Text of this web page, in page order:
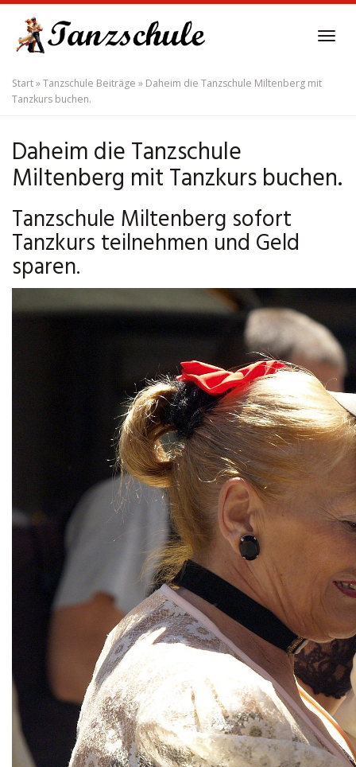
main
content
Start»Tanzschule Beiträge » Daheim die Tanzschule Miltenberg mit
Tanzkurs buchen.
Daheim die Tanzschule
Miltenberg mit Tanzkurs buchen.
Tanzschule Miltenberg sofort
Tanzkurs teilnehmen und Geld
sparen.